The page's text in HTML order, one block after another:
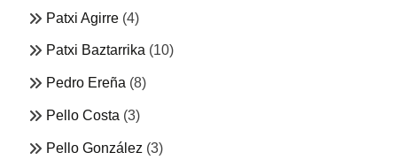
Patxi Agirre (4)
Patxi Baztarrika (10)
Pedro Ereña (8)
Pello Costa (3)
Pello González (3)